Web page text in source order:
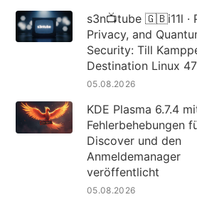
s3n📺tube 🇬🇧i11l ·
Privacy, and
Security: Till
Destination Linux
05.08.2026
KDE Plasma 6.7.4
Fehlerbehebungen
Discover und den
Anmeldemanager
veröffentlicht
05.08.2026